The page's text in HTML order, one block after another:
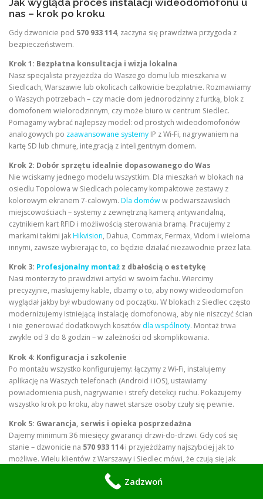
nas – krok po kroku
Gdy dzwonicie pod 570 933 114, zaczyna się prawdziwa przygoda z
bezpieczeństwem.
Krok 1: Bezpłatna konsultacja i wizja lokalna
Nasz specjalista przyjeżdża do Waszego domu lub mieszkania w
Siedlcach, Warszawie lub okolicach całkowicie bezpłatnie. Rozmawiamy
o Waszych potrzebach – czy macie dom jednorodzinny z furtką, blok z
domofonem wielorodzinnym, czy może biuro w centrum Siedlec.
Pomagamy wybrać najlepszy model: od prostych wideodomofonów
analogowych po zaawansowane systemy IP z Wi-Fi, nagrywaniem na
kartę SD lub chmurę, integracją z inteligentnym domem.
Krok 2: Dobór sprzętu idealnie dopasowanego do Was
Nie wciskamy jednego modelu wszystkim. Dla mieszkań w blokach na
osiedlu Topolowa w Siedlcach polecamy kompaktowe zestawy z
kolorowym ekranem 7-calowym. Dla domóww podwarszawskich
miejscowościach – systemy z zewnętrzną kamerą antywandalną,
czytnikiem kart RFID i możliwością sterowania bramą. Pracujemy z
markami takimi jakHikvision, Dahua, Commax, Fermax, Vidom i wieloma
innymi, zawsze wybierając to, co będzie działać niezawodnie przez lata.
Krok 3: Profesjonalny montaż z dbałością o estetykę
Nasi monterzy to prawdziwi artyści w swoim fachu. Wiercimy
precyzyjnie, maskujemy kable, dbamy o to, aby nowy wideodomofon
wyglądał jakby był wbudowany od początku. W blokach z Siedlec często
modernizujemy istniejącą instalację domofonową, aby nie niszczyć ścian
i nie generować dodatkowych kosztów dla wspólnoty. Montaż trwa
zwykle od 3 do 8 godzin – w zależności od skomplikowania.
Krok 4: Konfiguracja i szkolenie
Po montażu wszystko konfigurujemy: łączymy z Wi-Fi, instalujemy
aplikację na Waszych telefonach (Android i iOS), ustawiamy
powiadomienia push, nagrywanie i strefy detekcji ruchu. Pokazujemy
wszystko krok po kroku, aby nawet starsze osoby czuły się pewnie.
Krok 5: Gwarancja, serwis i opieka posprzedażna
Dajemy minimum 36 miesięcy gwarancji drzwi-do-drzwi. Gdy coś się
stanie – dzwonicie na 570 933 114i przyjeżdżamy najszybciej jak to
możliwe. Wielu klientów z Warszawy i Siedlec mówi, że czują się jak
Historie naszych klientów – prawdziwe emocje z
Zadzwoń